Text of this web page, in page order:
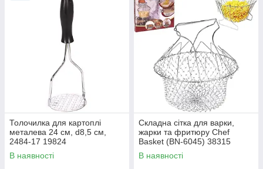
Толочилка для картоплі
металева 24 см, d8,5 см,
2484-17 19824
В наявності
Складна сітка для варки,
жарки та фритюру Chef
Basket (BN-6045) 38315
В наявності